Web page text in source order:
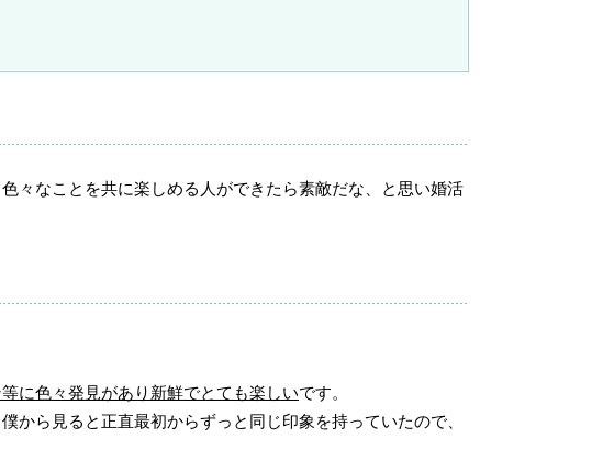
々なことを共に楽しめる人ができたら素敵だな、と思い婚活
に色々発見があり新鮮でとても楽しいです。
ら見ると正直最初からずっと同じ印象を持っていたので、